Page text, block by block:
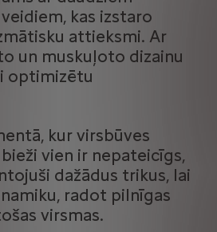
kas izstaro
attieksmi. Ar
un muskuļoto dizainu
optimizētu
kur virsbūves
vien ir nepateicīgs,
dažādus trikus, lai
radot pilnīgas
virsmas.